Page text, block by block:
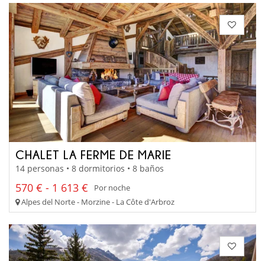
CHALET LA FERME DE MARIE
14 personas • 8 dormitorios • 8 baños
570 € - 1 613 €
Por noche
Alpes del Norte - Morzine - La Côte d'Arbroz